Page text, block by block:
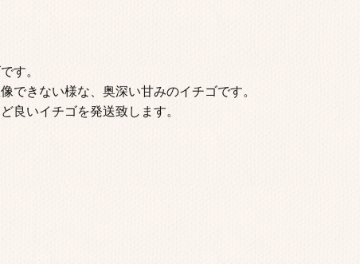
す。
できない様な、奥深い甘みのイチゴです。
良いイチゴを発送致します。